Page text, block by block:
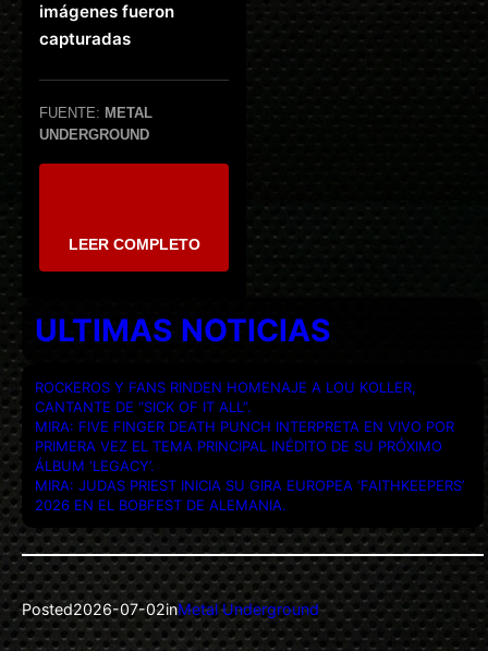
imágenes fueron
capturadas
FUENTE: METAL
UNDERGROUND
LEER COMPLETO
ULTIMAS NOTICIAS
ROCKEROS Y FANS RINDEN HOMENAJE A LOU KOLLER,
CANTANTE DE “SICK OF IT ALL”.
MIRA: FIVE FINGER DEATH PUNCH INTERPRETA EN VIVO POR
PRIMERA VEZ EL TEMA PRINCIPAL INÉDITO DE SU PRÓXIMO
ÁLBUM ‘LEGACY’.
MIRA: JUDAS PRIEST INICIA SU GIRA EUROPEA ‘FAITHKEEPERS’
2026 EN EL BOBFEST DE ALEMANIA.
Posted2026-07-02inMetal Underground